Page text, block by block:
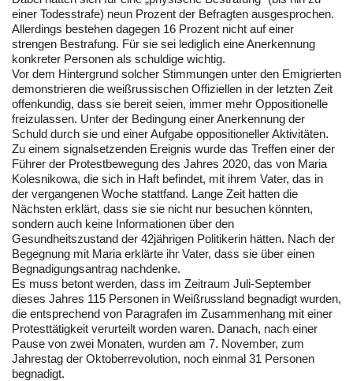
einer Todesstrafe) neun Prozent der Befragten ausgesprochen.
Allerdings bestehen dagegen 16 Prozent nicht auf einer
strengen Bestrafung. Für sie sei lediglich eine Anerkennung
konkreter Personen als schuldige wichtig.
Vor dem Hintergrund solcher Stimmungen unter den Emigrierten
demonstrieren die weißrussischen Offiziellen in der letzten Zeit
offenkundig, dass sie bereit seien, immer mehr Oppositionelle
freizulassen. Unter der Bedingung einer Anerkennung der
Schuld durch sie und einer Aufgabe oppositioneller Aktivitäten.
Zu einem signalsetzenden Ereignis wurde das Treffen einer der
Führer der Protestbewegung des Jahres 2020, das von Maria
Kolesnikowa, die sich in Haft befindet, mit ihrem Vater, das in
der vergangenen Woche stattfand. Lange Zeit hatten die
Nächsten erklärt, dass sie sie nicht nur besuchen könnten,
sondern auch keine Informationen über den
Gesundheitszustand der 42jährigen Politikerin hätten. Nach der
Begegnung mit Maria erklärte ihr Vater, dass sie über einen
Begnadigungsantrag nachdenke.
Es muss betont werden, dass im Zeitraum Juli-September
dieses Jahres 115 Personen in Weißrussland begnadigt wurden,
die entsprechend von Paragrafen im Zusammenhang mit einer
Protesttätigkeit verurteilt worden waren. Danach, nach einer
Pause von zwei Monaten, wurden am 7. November, zum
Jahrestag der Oktoberrevolution, noch einmal 31 Personen
begnadigt.